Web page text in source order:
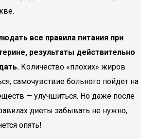
все правила питания при
результаты действительно
Количество «плохих» жиров
самочувствие больного пойдет на
— улучшиться. Но даже после
диеты забывать не нужно,
опять!